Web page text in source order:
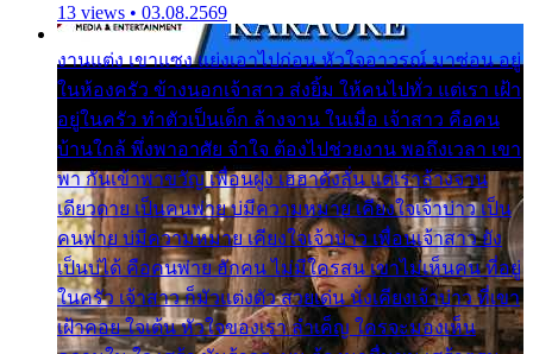
13 views • 03.08.2569
งานแต่ง เขาแซง แย่งเอาไปก่อน หัวใจอาวรณ์ มาซ่อน อยู่
ในห้องครัว ข้างนอกเจ้าสาว ส่งยิ้ม ให้คนไปทั่ว แต่เรา เฝ้า
อยู่ในครัว ทำตัวเป็นเด็ก ล้างจาน ในเมื่อ เจ้าสาว คือคน
บ้านใกล้ พึ่งพาอาศัย จำใจ ต้องไปช่วยงาน พอถึงเวลา เขา
พา กันเข้าพาขวัญ เพื่อนฝูง เฮฮาดังลั่น แต่เราล้างจาน
เดียวดาย เป็นคนพ่าย บ่มีความหมาย เคียงใจเจ้าบ่าว เป็น
คนพ่าย บ่มีความหมาย เคียงใจเจ้าบ่าว เพื่อนเจ้าสาว ยัง
เป็นบ่ได้ คือคนพ่าย ฮักคน ไม่มีใครสน เขาไม่เห็นคน ที่อยู่
ในครัว เจ้าสาว ก็มัวแต่งตัว สวยเด่น นั่งเคียงเจ้าบ่าว ที่เขา
เฝ้าคอย ใจเต้น หัวใจของเรา ลำเค็ญ ใครจะมองเห็น